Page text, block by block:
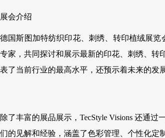
展会介绍
德国斯图加特纺织印花、刺绣、转印植绒展览
专家，共同探讨和展示最新的印花、刺绣、转
表了当前行业的最高水平，还预示着未来的发
除了丰富的展品展示，TecStyle Visions 还通
们的见解和经验，涵盖了色彩管理、个性化定